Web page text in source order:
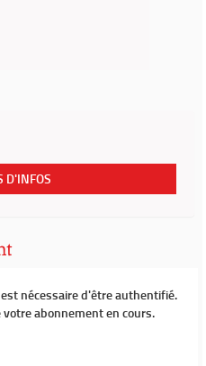
D'INFOS
nécessaire d'être authentifié.
abonnement en cours.